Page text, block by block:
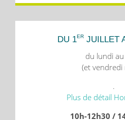
DU 1ER JUILLET
du lundi
(et vendredi
.
Plus de détail
10h-12h30 /